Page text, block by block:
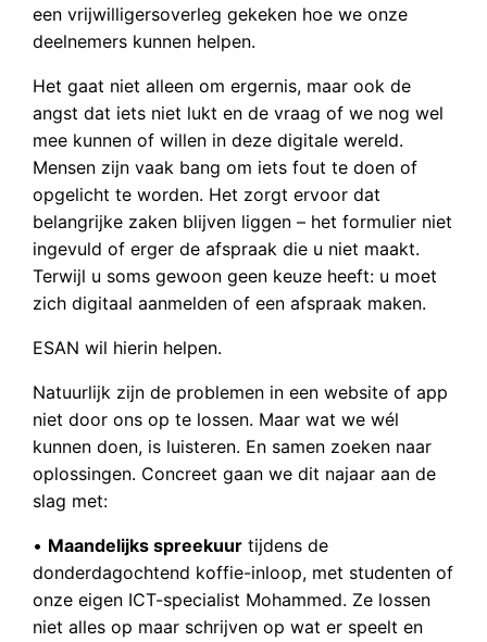
een vrijwilligersoverleg gekeken hoe we onze
deelnemers kunnen helpen.
Het gaat niet alleen om ergernis, maar ook de
angst dat iets niet lukt en de vraag of we nog wel
mee kunnen of willen in deze digitale wereld.
Mensen zijn vaak bang om iets fout te doen of
opgelicht te worden. Het zorgt ervoor dat
belangrijke zaken blijven liggen – het formulier niet
ingevuld of erger de afspraak die u niet maakt.
Terwijl u soms gewoon geen keuze heeft: u moet
zich digitaal aanmelden of een afspraak maken.
ESAN wil hierin helpen.
Natuurlijk zijn de problemen in een website of app
niet door ons op te lossen. Maar wat we wél
kunnen doen, is luisteren. En samen zoeken naar
oplossingen. Concreet gaan we dit najaar aan de
slag met:
• Maandelijks spreekuur tijdens de
donderdagochtend koffie-inloop, met studenten of
onze eigen ICT-specialist Mohammed. Ze lossen
niet alles op maar schrijven op wat er speelt en